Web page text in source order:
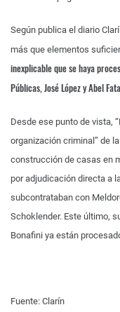
Según publica el diario
más que elementos
inexplicable que se haya
Públicas, José López y Abel
Desde ese punto de vista,
organización criminal” de
construcción de casas en
por adjudicación directa a
subcontrataban con
Schoklender. Este último,
Bonafini ya están
Fuente: Clarín